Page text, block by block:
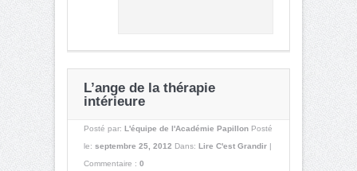
L’ange de la thérapie
intérieure
Posté par: L'équipe de l'Académie Papillon Posté
le: septembre 25, 2012 Dans: Lire C'est Grandir |
Commentaire : 0